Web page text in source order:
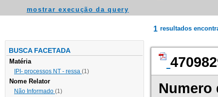
mostrar execução da query
BUSCA FACETADA
Matéria
IPI- processos NT - ressa (1)
Nome Relator
Não Informado (1)
1 resultados
Numero